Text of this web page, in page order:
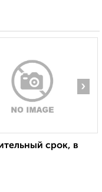
›
срок, в